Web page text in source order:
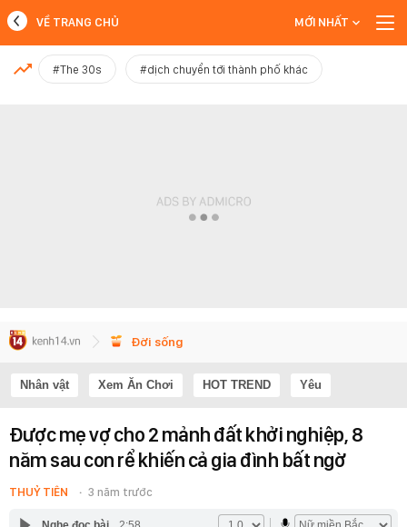
MỚI NHẤT
VỀ TRANG CHỦ MỚI NHẤT
#The 30s #dịch chuyển tới thành phố khác
Đời sống
Nhân vật Xem Ăn Chơi HOT TREND Yêu
Được mẹ vợ cho 2 mảnh đất khởi nghiệp, 8
năm sau con rể khiến cả gia đình bất ngờ
THUỶ TIÊN 3 năm trước